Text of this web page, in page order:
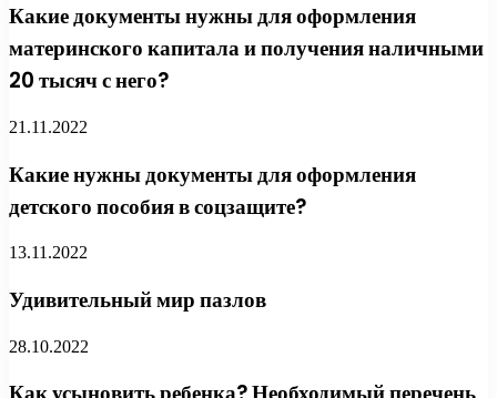
Какие документы нужны для оформления
материнского капитала и получения наличными
20 тысяч с него?
21.11.2022
Какие нужны документы для оформления
детского пособия в соцзащите?
13.11.2022
Удивительный мир пазлов
28.10.2022